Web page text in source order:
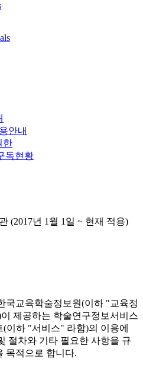
안내
한
독현황
(2017년 1월 1일 ~ 현재 적용)
국교육학술정보원(이하 "교육정
제공하는 학술연구정보서비스
(이하 "서비스" 라함)의 이용에
절차와 기타 필요한 사항을 규
목적으로 합니다.